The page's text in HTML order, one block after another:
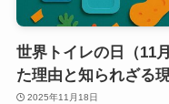
世界トイレの日（11
た理由と知られざる
2025年11月18日